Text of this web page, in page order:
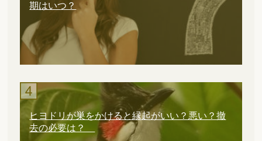
期はいつ？
ヒヨドリが巣をかけると縁起がいい？悪い？撤
去の必要は？